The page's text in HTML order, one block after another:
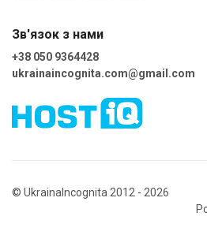
Зв'язок з нами
+38 050 9364428
ukrainaincognita.com@gmail.com
© UkrainaIncognita 2012 - 2026